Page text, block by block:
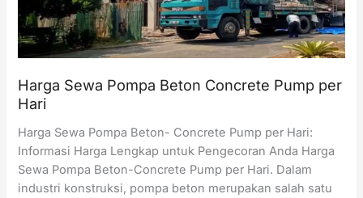
Harga Sewa Pompa Beton Concrete Pump per
Hari
Harga Sewa Pompa Beton- Concrete Pump per Hari:
Informasi Harga Lengkap untuk Pengecoran Anda Harga
Sewa Pompa Beton-Concrete Pump per Hari. Dalam
industri konstruksi, pompa beton merupakan salah satu